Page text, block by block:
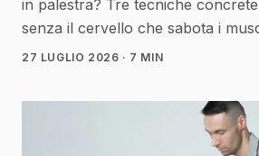
in palestra? Tre tecniche
senza il cervello che sabota i
27 LUGLIO 2026 · 7 MIN